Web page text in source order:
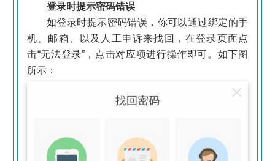
登录时提示密码错误
如登录时提示密码错误，你可以通过绑定的手
机、邮箱、以及人工申诉来找回，在登录页面点
击“无法登录”，点击对应项进行操作即可。如下图
所示：